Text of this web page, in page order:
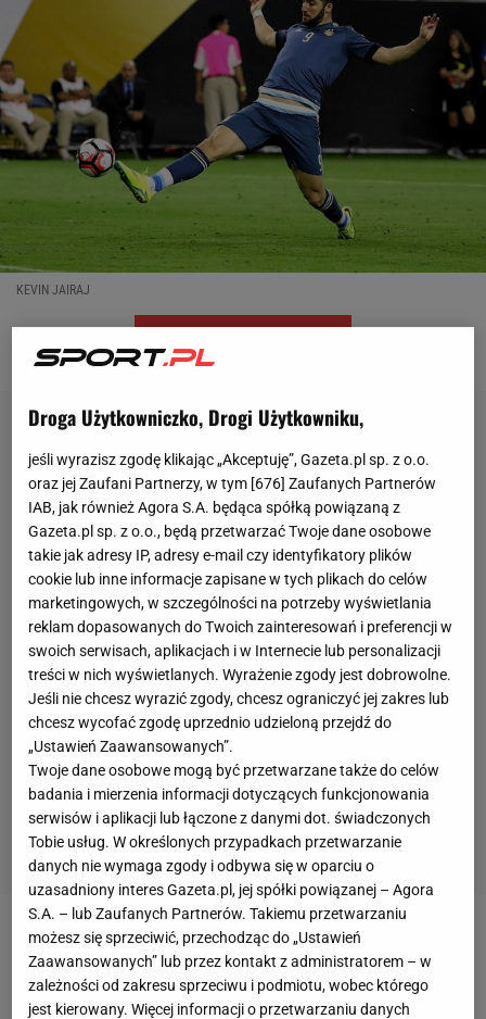
KEVIN JAIRAJ
Wicemistrzowie świata od samego początku
uzyskali miażdżącą przewagę nad rywalem.
Argentyńczycy prowadzenie objęli już w 3. minucie -
Droga Użytkowniczko, Drogi Użytkowniku,
jeśli wyrazisz zgodę klikając „Akceptuję”, Gazeta.pl sp. z o.o.
oraz jej Zaufani Partnerzy, w tym [676] Zaufanych Partnerów
IAB, jak również Agora S.A. będąca spółką powiązaną z
Gazeta.pl sp. z o.o., będą przetwarzać Twoje dane osobowe
takie jak adresy IP, adresy e-mail czy identyfikatory plików
cookie lub inne informacje zapisane w tych plikach do celów
marketingowych, w szczególności na potrzeby wyświetlania
reklam dopasowanych do Twoich zainteresowań i preferencji w
swoich serwisach, aplikacjach i w Internecie lub personalizacji
treści w nich wyświetlanych. Wyrażenie zgody jest dobrowolne.
Jeśli nie chcesz wyrazić zgody, chcesz ograniczyć jej zakres lub
chcesz wycofać zgodę uprzednio udzieloną przejdź do
„Ustawień Zaawansowanych”.
Twoje dane osobowe mogą być przetwarzane także do celów
badania i mierzenia informacji dotyczących funkcjonowania
serwisów i aplikacji lub łączone z danymi dot. świadczonych
Tobie usług. W określonych przypadkach przetwarzanie
danych nie wymaga zgody i odbywa się w oparciu o
uzasadniony interes Gazeta.pl, jej spółki powiązanej – Agora
S.A. – lub Zaufanych Partnerów. Takiemu przetwarzaniu
możesz się sprzeciwić, przechodząc do „Ustawień
Zaawansowanych” lub przez kontakt z administratorem – w
zależności od zakresu sprzeciwu i podmiotu, wobec którego
jest kierowany. Więcej informacji o przetwarzaniu danych